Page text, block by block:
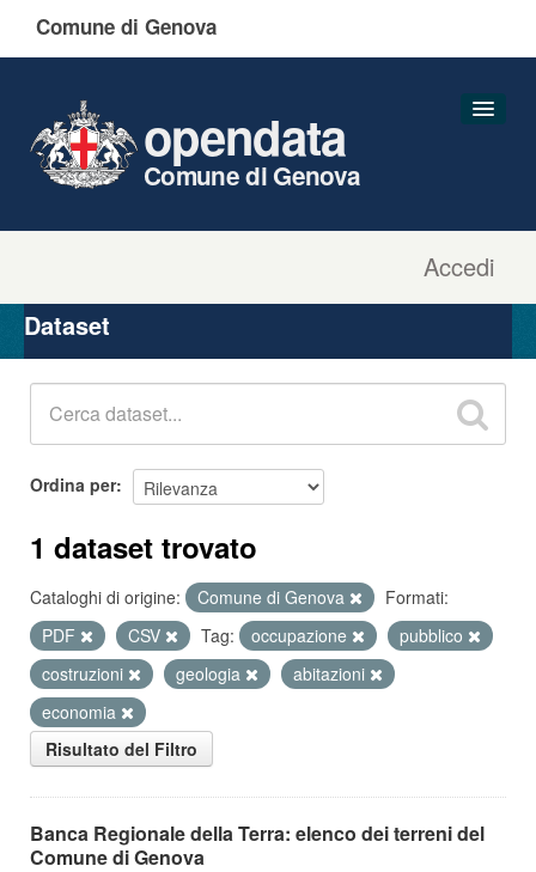
Comune di Genova
Accedi
opendata
Comune di Genova
Organizzazioni
Gruppi
Dataset
Ordina per
1 dataset trovato
Cataloghi di origine: Comune di Genova
Formati:
PDF
CSV Tag: occupazione
pubblico
costruzioni
geologia
abitazioni
economia
Risultato del Filtro
Banca Regionale della Terra: elenco dei terreni del
Comune di Genova